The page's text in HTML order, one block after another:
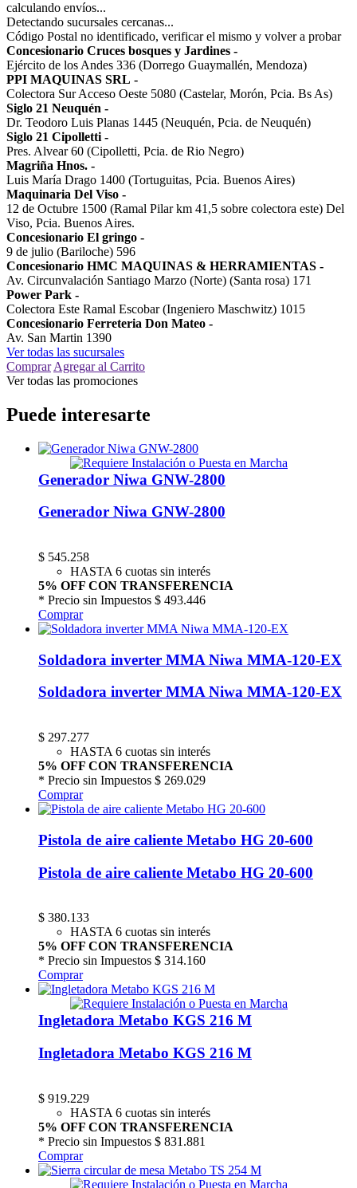
calculando envíos...
Detectando sucursales cercanas...
Código Postal no identificado, verificar el mismo y volver a probar
Concesionario Cruces bosques y Jardines -
Ejército de los Andes 336 (Dorrego Guaymallén, Mendoza)
PPI MAQUINAS SRL -
Colectora Sur Acceso Oeste 5080 (Castelar, Morón, Pcia. Bs As)
Siglo 21 Neuquén -
Dr. Teodoro Luis Planas 1445 (Neuquén, Pcia. de Neuquén)
Siglo 21 Cipolletti -
Pres. Alvear 60 (Cipolletti, Pcia. de Rio Negro)
Magriña Hnos. -
Luis María Drago 1400 (Tortuguitas, Pcia. Buenos Aires)
Maquinaria Del Viso -
12 de Octubre 1500 (Ramal Pilar km 41,5 sobre colectora este) Del
Viso, Pcia. Buenos Aires.
Concesionario El gringo -
9 de julio (Bariloche) 596
Concesionario HMC MAQUINAS & HERRAMIENTAS -
Av. Circunvalación Santiago Marzo (Norte) (Santa rosa) 171
Power Park -
Colectora Este Ramal Escobar (Ingeniero Maschwitz) 1015
Concesionario Ferreteria Don Mateo -
Av. San Martin 1390
Ver todas las sucursales
Comprar Agregar al Carrito
Ver todas las promociones
Puede interesarte
Generador Niwa GNW-2800
Generador Niwa GNW-2800
$ 545.258
HASTA 6 cuotas sin interés
5% OFF CON TRANSFERENCIA
* Precio sin Impuestos $ 493.446
Comprar
Soldadora inverter MMA Niwa MMA-120-EX
Soldadora inverter MMA Niwa MMA-120-EX
$ 297.277
HASTA 6 cuotas sin interés
5% OFF CON TRANSFERENCIA
* Precio sin Impuestos $ 269.029
Comprar
Pistola de aire caliente Metabo HG 20-600
Pistola de aire caliente Metabo HG 20-600
$ 380.133
HASTA 6 cuotas sin interés
5% OFF CON TRANSFERENCIA
* Precio sin Impuestos $ 314.160
Comprar
Ingletadora Metabo KGS 216 M
Ingletadora Metabo KGS 216 M
$ 919.229
HASTA 6 cuotas sin interés
5% OFF CON TRANSFERENCIA
* Precio sin Impuestos $ 831.881
Comprar